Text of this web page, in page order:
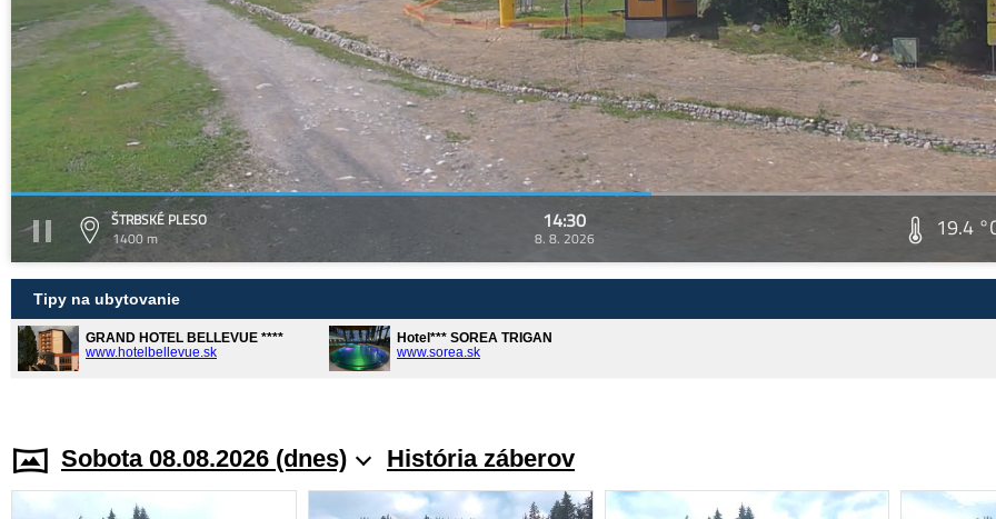
ŠTRBSKÉ PLESO
1400 m
14:30
8. 8. 2026 19.4
Tipy na ubytovanie
GRAND HOTEL BELLEVUE ****
www.hotelbellevue.sk
Hotel*** SOREA TRIGAN
www.sorea.sk
Sobota 08.08.2026 (dnes) História záberov